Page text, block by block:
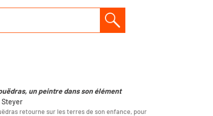
un peintre dans son élément
Steyer
retourne sur les terres de son enfance, pour